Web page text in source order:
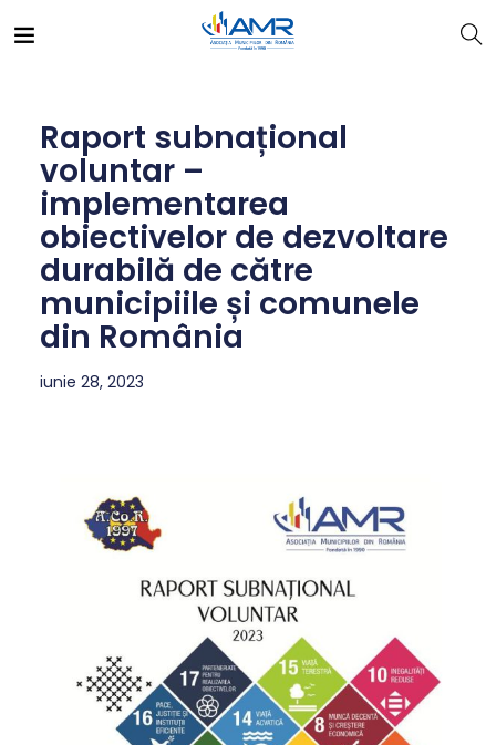
Raport subnațional
voluntar –
implementarea
obiectivelor de dezvoltare
durabilă de către
municipiile și comunele
din România
iunie 28, 2023